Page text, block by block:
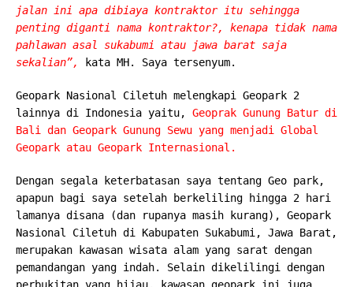
jalan ini apa dibiaya kontraktor itu sehingga
penting diganti nama kontraktor?, kenapa tidak nama
pahlawan asal sukabumi atau jawa barat saja
sekalian”,
kata MH. Saya tersenyum.
Geopark Nasional Ciletuh melengkapi Geopark 2
lainnya di Indonesia yaitu, Geoprak Gunung Batur di
Bali dan Geopark Gunung Sewu yang menjadi Global
Geopark atau Geopark Internasional.
Dengan segala keterbatasan saya tentang Geo park,
apapun bagi saya setelah berkeliling hingga 2 hari
lamanya disana (dan rupanya masih kurang), Geopark
Nasional Ciletuh di Kabupaten Sukabumi, Jawa Barat,
merupakan kawasan wisata alam yang sarat dengan
pemandangan yang indah. Selain dikelilingi dengan